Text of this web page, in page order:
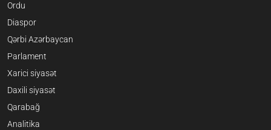
Ordu
Diaspor
Qərbi Azərbaycan
Parlament
Xarici siyasət
Daxili siyasət
Qarabağ
Analitika